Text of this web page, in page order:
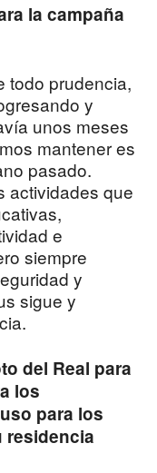
la campaña
todo prudencia,
y
unos meses
mantener es
pasado.
actividades que
e
siempre
y
sigue y
del Real para
los
para los
residencia